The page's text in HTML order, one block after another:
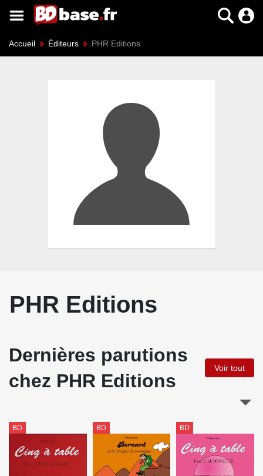
Accueil Éditeurs PHR Editions
PHR Editions
Dernières parutions
chez PHR Editions
Voir tout
BD BD BD